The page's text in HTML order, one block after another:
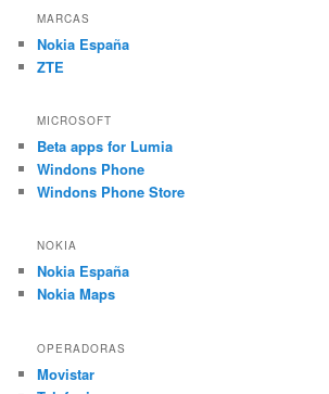
MARCAS
Nokia España
ZTE
MICROSOFT
Beta apps for Lumia
Windons Phone
Windons Phone Store
NOKIA
Nokia España
Nokia Maps
OPERADORAS
Movistar